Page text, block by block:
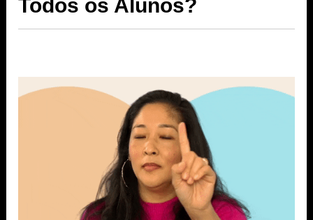
Todos os Alunos?